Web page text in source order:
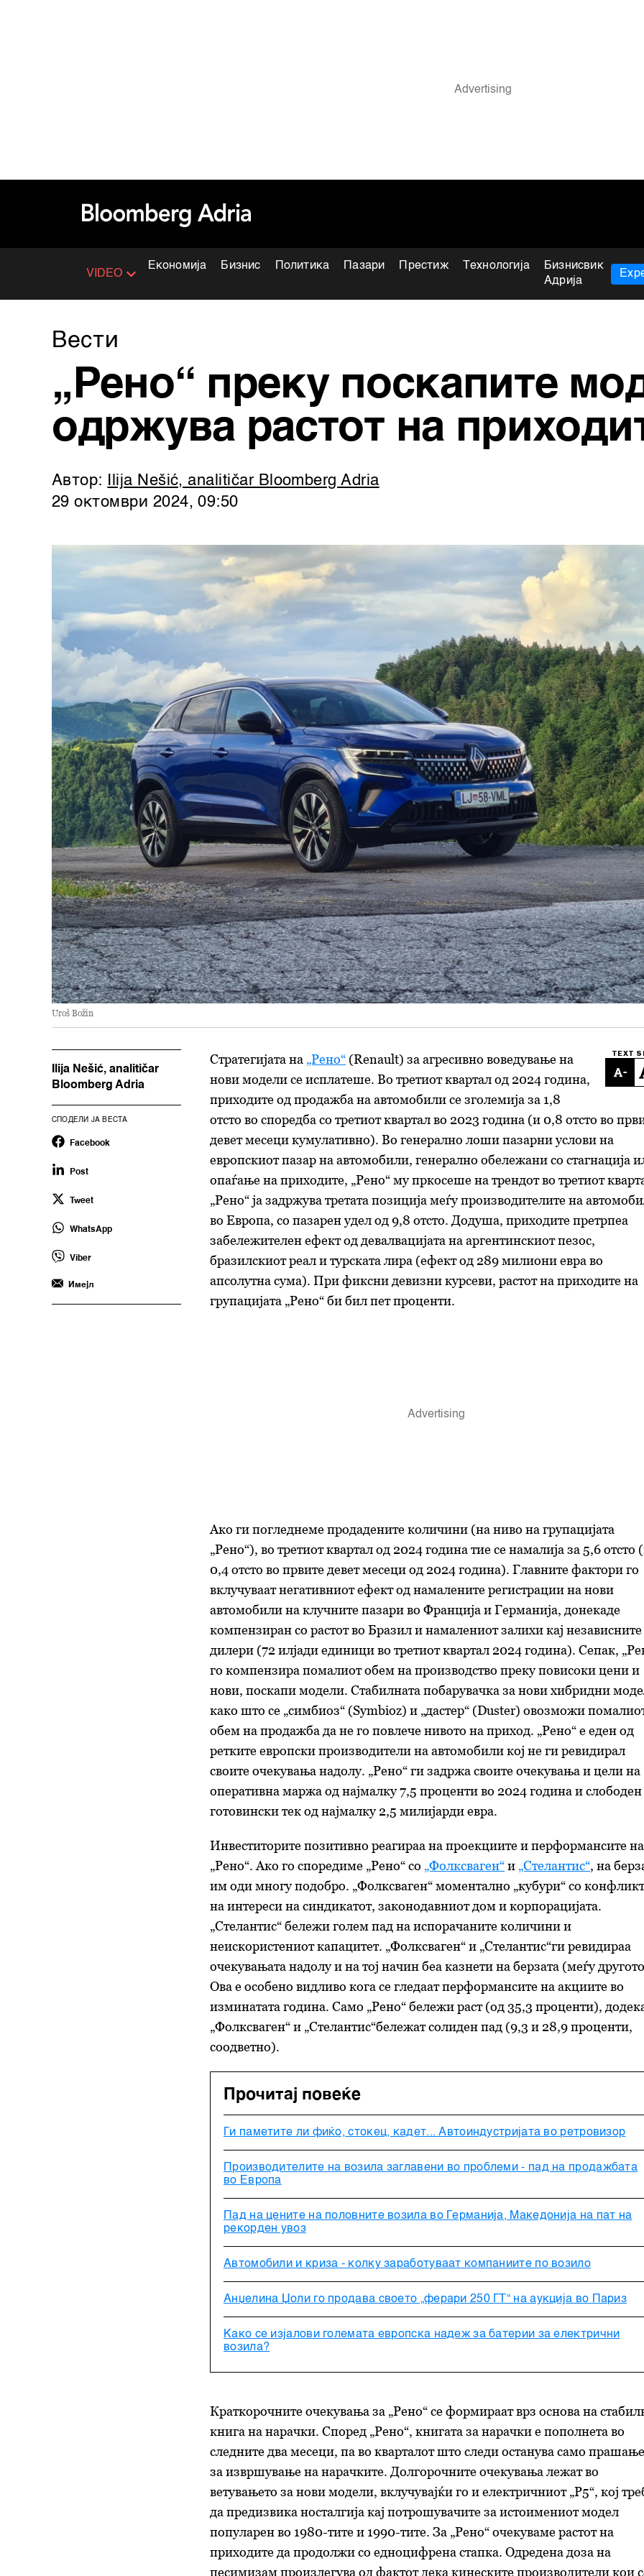
VIDEO
Економија Бизнис Политика Пазари Престиж Технологија
Бизнисвик
Адрија
Вести
„Рено“ преку поскапите
одржува растот на
Автор:
Ilija Nešić, analitičar Bloomberg Adria
29 октомври 2024, 09:50
Uroš Božin
Ilija Nešić, analitičar
Bloomberg Adria
СПОДЕЛИ ЈА ВЕСТА
Facebook
Post
Tweet
WhatsApp
Viber
Имејл
TEXT
-
Стратегијата на „Рено“ (Renault) за агресивно воведување на
нови модели се исплатеше. Во третиот квартал од 2024 година,
приходите од продажба на автомобили се зголемија за 1,8
отсто во споредба со третиот квартал во 2023 година (и 0,8 отсто во
девет месеци кумулативно). Во генерално лоши пазарни услови на
европскиот пазар на автомобили, генерално обележани со стагнација
опаѓање на приходите, „Рено“ му пркосеше на трендот во третиот
„Рено“ ја задржува третата позиција меѓу производителите на
во Европа, со пазарен удел од 9,8 отсто. Додуша, приходите претрпеа
забележителен ефект од девалвацијата на аргентинскиот пезос,
бразилскиот реал и турската лира (ефект од 289 милиони евра во
апсолутна сума). При фиксни девизни курсеви, растот на приходите на
групацијата „Рено“ би бил пет проценти.
Ако ги погледнеме продадените количини (на ниво на групацијата
„Рено“), во третиот квартал од 2024 година тие се намалија за 5,6 отсто
0,4 отсто во првите девет месеци од 2024 година). Главните фактори го
вклучуваат негативниот ефект од намалените регистрации на нови
автомобили на клучните пазари во Франција и Германија, донекаде
компензиран со растот во Бразил и намалениот залихи кај независните
дилери (72 илјади единици во третиот квартал 2024 година). Сепак,
го компензира помалиот обем на производство преку повисоки цени и
нови, поскапи модели. Стабилната побарувачка за нови хибридни
како што се „симбиоз“ (Symbioz) и „дастер“ (Duster) овозможи
обем на продажба да не го повлече нивото на приход. „Рено“ е еден од
ретките европски производители на автомобили кој не ги ревидирал
своите очекувања надолу. „Рено“ ги задржа своите очекувања и цели на
оперативна маржа од најмалку 7,5 проценти во 2024 година и слободен
готовински тек од најмалку 2,5 милијарди евра.
Инвеститорите позитивно реагираа на проекциите и перформансите на
„Рено“. Ако го споредиме „Рено“ со „Фолксваген“и „Стелантис“, на
им оди многу подобро. „Фолксваген“ моментално „кубури“ со
на интереси на синдикатот, законодавниот дом и корпорацијата.
„Стелантис“ бележи голем пад на испорачаните количини и
неискористениот капацитет. „Фолксваген“ и „Стелантис“ги ревидираа
очекувањата надолу и на тој начин беа казнети на берзата (меѓу
Ова е особено видливо кога се гледаат перформансите на акциите во
изминатата година. Само „Рено“ бележи раст (од 35,3 проценти),
„Фолксваген“ и „Стелантис“бележат солиден пад (9,3 и 28,9 проценти,
соодветно).
Прочитај повеќе
Ги паметите ли фиќо, стокец, кадет... Автоиндустријата во ретровизор
Производителите на возила заглавени во проблеми - пад на продажбата
во Европа
Пад на цените на половните возила во Германија, Македонија на пат на
рекорден увоз
Автомобили и криза - колку заработуваат компаниите по возило
Анџелина Џоли го продава своето „ферари 250 ГТ“ на аукција во Париз
Како се изјалови големата европска надеж за батерии за електрични
возила?
Краткорочните очекувања за „Рено“ се формираат врз основа на
книга на нарачки. Според „Рено“, книгата за нарачки е пополнета во
следните два месеци, па во кварталот што следи останува само
за извршување на нарачките. Долгорочните очекувања лежат во
ветувањето за нови модели, вклучувајќи го и електричниот „Р5“, кој
да предизвика носталгија кај потрошувачите за истоимениот модел
популарен во 1980-тите и 1990-тите. За „Рено“ очекуваме растот на
приходите да продолжи со едноцифрена стапка. Одредена доза на
песимизам произлегува од фактот дека кинеските производители кои